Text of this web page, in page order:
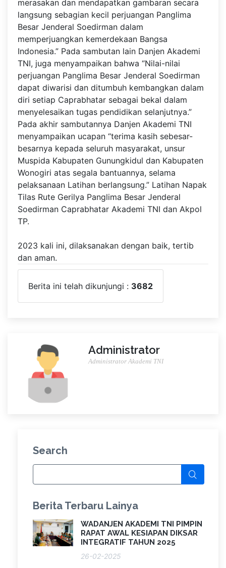
merasakan dan mendapatkan gambaran secara
langsung sebagian kecil perjuangan Panglima
Besar Jenderal Soedirman dalam
memperjuangkan kemerdekaan Bangsa
Indonesia.” Pada sambutan lain Danjen Akademi
TNI, juga menyampaikan bahwa “Nilai-nilai
perjuangan Panglima Besar Jenderal Soedirman
dapat diwarisi dan ditumbuh kembangkan dalam
diri setiap Caprabhatar sebagai bekal dalam
menyelesaikan tugas pendidikan selanjutnya.”
Pada akhir sambutannya Danjen Akademi TNI
menyampaikan ucapan “terima kasih sebesar-
besarnya kepada seluruh masyarakat, unsur
Muspida Kabupaten Gunungkidul dan Kabupaten
Wonogiri atas segala bantuannya, selama
pelaksanaan Latihan berlangsung.” Latihan Napak
Tilas Rute Gerilya Panglima Besar Jenderal
Soedirman Caprabhatar Akademi TNI dan Akpol
TP.
2023 kali ini, dilaksanakan dengan baik, tertib
dan aman.
Berita ini telah dikunjungi : 3682
Administrator
Administrator Akademi TNI
Search
Berita Terbaru Lainya
WADANJEN AKADEMI TNI PIMPIN
RAPAT AWAL KESIAPAN DIKSAR
INTEGRATIF TAHUN 2025
26-02-2025